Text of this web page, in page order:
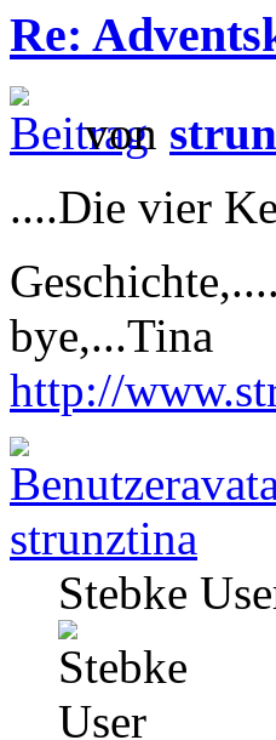
Re:
von
....Die vier
bye,...Tina
http://
strunztina
Stebke